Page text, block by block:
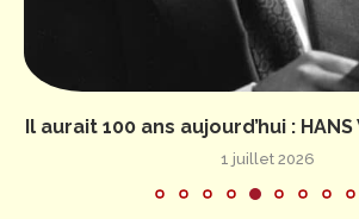
Il aurait 100 ans aujourd’hui : HANS
1 juillet 2026